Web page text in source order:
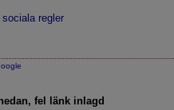
sociala regler
fel länk inlagd